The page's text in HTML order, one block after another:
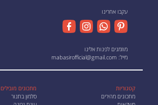
עקבו אחרינו
מוזמנים לפנות אלינו
מייל: mabasirofficial@gmail.com
קטגוריות
מתכונים מהירים
מתכונים מובילים
סלמון בתנור